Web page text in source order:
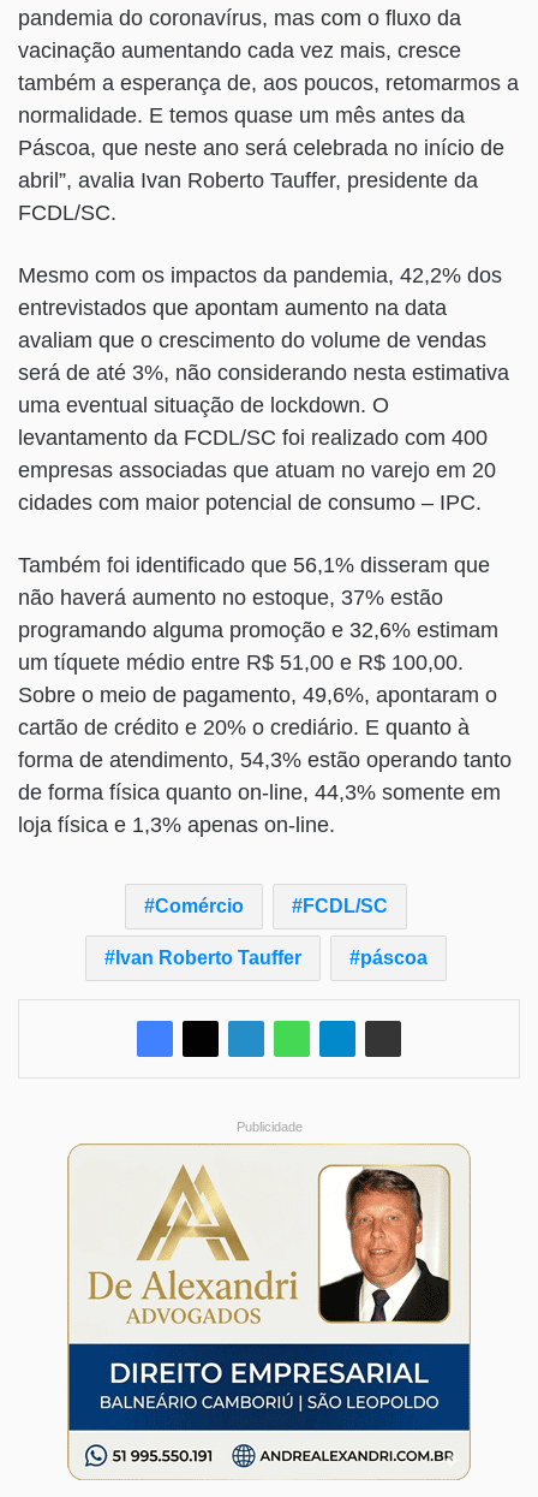
pandemia do coronavírus, mas com o fluxo da
vacinação aumentando cada vez mais, cresce
também a esperança de, aos poucos, retomarmos a
normalidade. E temos quase um mês antes da
Páscoa, que neste ano será celebrada no início de
abril”, avalia Ivan Roberto Tauffer, presidente da
FCDL/SC.
Mesmo com os impactos da pandemia, 42,2% dos
entrevistados que apontam aumento na data
avaliam que o crescimento do volume de vendas
será de até 3%, não considerando nesta estimativa
uma eventual situação de lockdown. O
levantamento da FCDL/SC foi realizado com 400
empresas associadas que atuam no varejo em 20
cidades com maior potencial de consumo – IPC.
Também foi identificado que 56,1% disseram que
não haverá aumento no estoque, 37% estão
programando alguma promoção e 32,6% estimam
um tíquete médio entre R$ 51,00 e R$ 100,00.
Sobre o meio de pagamento, 49,6%, apontaram o
cartão de crédito e 20% o crediário. E quanto à
forma de atendimento, 54,3% estão operando tanto
de forma física quanto on-line, 44,3% somente em
loja física e 1,3% apenas on-line.
Comércio FCDL/SC
Ivan Roberto Tauffer páscoa
Publicidade